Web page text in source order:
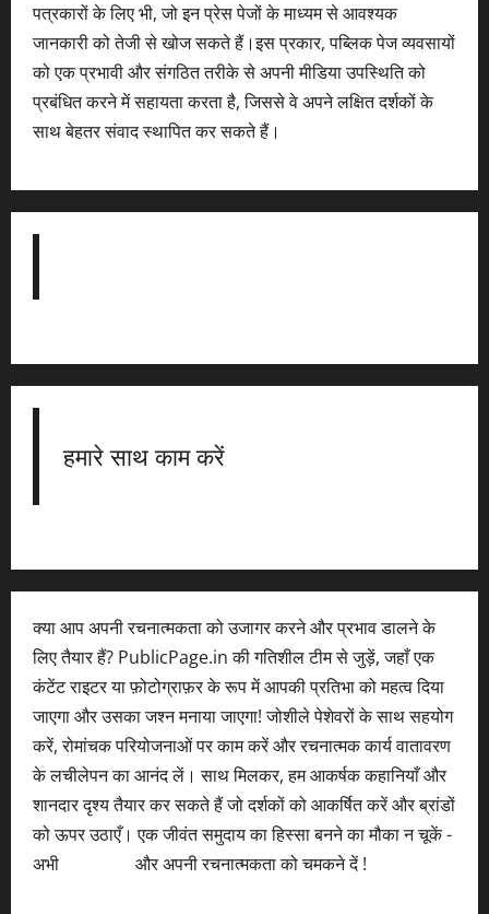
पत्रकारों के लिए भी, जो इन प्रेस पेजों के माध्यम से आवश्यक
जानकारी को तेजी से खोज सकते हैं।इस प्रकार, पब्लिक पेज व्यवसायों
को एक प्रभावी और संगठित तरीके से अपनी मीडिया उपस्थिति को
प्रबंधित करने में सहायता करता है, जिससे वे अपने लक्षित दर्शकों के
साथ बेहतर संवाद स्थापित कर सकते हैं।
हमारे साथ काम करें
क्या आप अपनी रचनात्मकता को उजागर करने और प्रभाव डालने के
लिए तैयार हैं? PublicPage.in की गतिशील टीम से जुड़ें, जहाँ एक
कंटेंट राइटर या फ़ोटोग्राफ़र के रूप में आपकी प्रतिभा को महत्व दिया
जाएगा और उसका जश्न मनाया जाएगा! जोशीले पेशेवरों के साथ सहयोग
करें, रोमांचक परियोजनाओं पर काम करें और रचनात्मक कार्य वातावरण
के लचीलेपन का आनंद लें। साथ मिलकर, हम आकर्षक कहानियाँ और
शानदार दृश्य तैयार कर सकते हैं जो दर्शकों को आकर्षित करें और ब्रांडों
को ऊपर उठाएँ। एक जीवंत समुदाय का हिस्सा बनने का मौका न चूकें -
अभी
और अपनी रचनात्मकता को चमकने दें !